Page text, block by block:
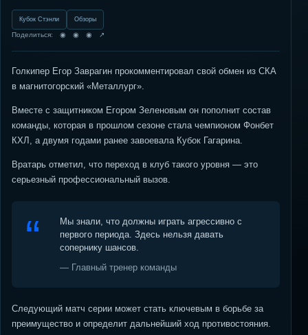
Кубок Стэнли Обзоры
Поделиться: ◉ ◉ ◉ ↗
Голкипер Егор Заврагин прокомментировал свой обмен из СКА
в магнитогорский «Металлург».
Вместе с защитником Егором Зеленовым он пополнит состав
команды, которая в прошлом сезоне стала чемпионом Фонбет
КХЛ, а двумя годами ранее завоевала Кубок Гагарина.
Вратарь отметил, что переход в клуб такого уровня — это
серьезный профессиональный вызов.
Мы знали, что должны играть агрессивно с
первого периода. Здесь нельзя давать
сопернику шансов.
— Главный тренер команды
Следующий матч серии может стать ключевым в борьбе за
преимущество и определит дальнейший ход противостояния.